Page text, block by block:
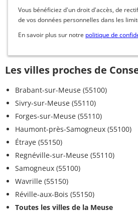
Vous bénéficiez d'un droit d'accès, de
de vos données personnelles dans les
En savoir plus sur notre politique de
Les villes proches de
Brabant-sur-Meuse (55100)
Sivry-sur-Meuse (55110)
Forges-sur-Meuse (55110)
Haumont-près-Samogneux (55100)
Étraye (55150)
Regnéville-sur-Meuse (55110)
Samogneux (55100)
Wavrille (55150)
Réville-aux-Bois (55150)
Toutes les villes de la Meuse